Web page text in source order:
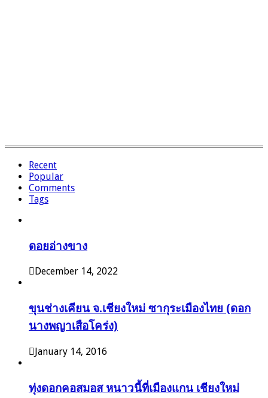
Recent
Popular
Comments
Tags
ดอยอ่างขาง
December 14, 2022
ขุนช่างเคียน จ.เชียงใหม่ ซากุระเมืองไทย (ดอก
นางพญาเสือโคร่ง)
January 14, 2016
ทุ่งดอกคอสมอส หนาวนี้ที่เมืองแกน เชียงใหม่